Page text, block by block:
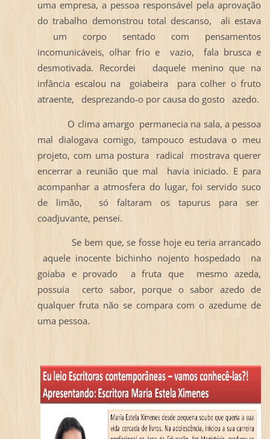
uma empresa, a pessoa responsável pela aprovação
do trabalho demonstrou total descanso, ali estava
um corpo sentado com pensamentos
incomunicáveis, olhar frio e vazio, fala brusca e
desmotivada. Recordei daquele menino que na
infância escalou na goiabeira para colher o fruto
atraente, desprezando-o por causa do gosto azedo.
O clima amargo permanecia na sala, a pessoa
mal dialogava comigo, tampouco estudava o meu
projeto, com uma postura radical mostrava querer
encerrar a reunião que mal havia iniciado. E para
acompanhar a atmosfera do lugar, foi servido suco
de limão, só faltaram os tapurus para ser
coadjuvante, pensei.
Se bem que, se fosse hoje eu teria arrancado
aquele inocente bichinho nojento hospedado na
goiaba e provado a fruta que mesmo azeda,
possuía certo sabor, porque o sabor azedo de
qualquer fruta não se compara com o azedume de
uma pessoa.